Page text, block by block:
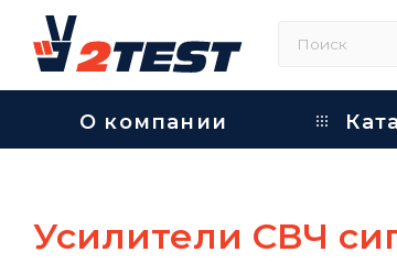
О компании
Усилители СВЧ